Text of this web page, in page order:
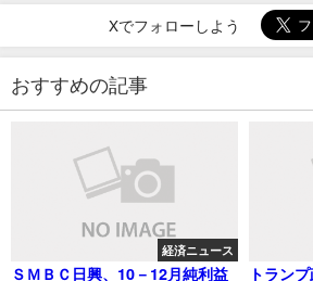
Xでフォローしよう
おすすめの記事
経済ニュース
ＳＭＢＣ日興、10－12月純利益
トラン